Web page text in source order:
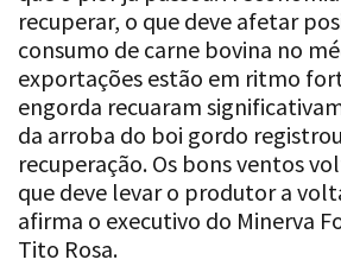
recuperar, o que deve afetar
consumo de carne bovina no
exportações estão em ritmo
engorda recuaram
da arroba do boi gordo
recuperação. Os bons ventos
que deve levar o produtor a
afirma o executivo do Minerva
Tito Rosa.